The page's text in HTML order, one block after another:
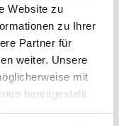
Website zu
zu Ihrer
Partner für
weiter. Unsere
mit
bereitgestellt